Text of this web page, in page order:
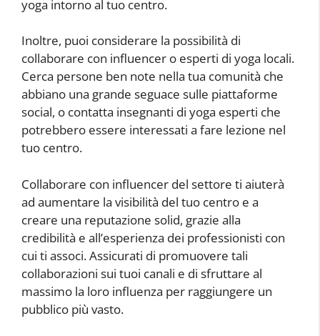
yoga intorno al tuo centro.
Inoltre, puoi considerare la possibilità di
collaborare con influencer o esperti di yoga locali.
Cerca persone ben note nella tua comunità che
abbiano una grande seguace sulle piattaforme
social, o contatta insegnanti di yoga esperti che
potrebbero essere interessati a fare lezione nel
tuo centro.
Collaborare con influencer del settore ti aiuterà
ad aumentare la visibilità del tuo centro e a
creare una reputazione solid, grazie alla
credibilità e all’esperienza dei professionisti con
cui ti associ. Assicurati di promuovere tali
collaborazioni sui tuoi canali e di sfruttare al
massimo la loro influenza per raggiungere un
pubblico più vasto.